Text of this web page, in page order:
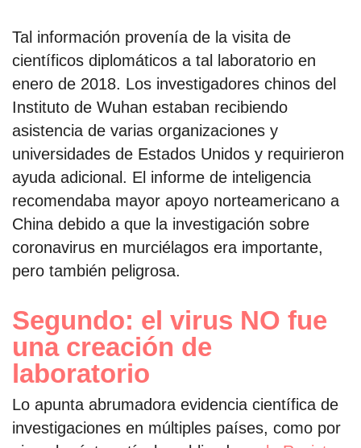
Tal información provenía de la visita de
científicos diplomáticos a tal laboratorio en
enero de 2018. Los investigadores chinos del
Instituto de Wuhan estaban recibiendo
asistencia de varias organizaciones y
universidades de Estados Unidos y requirieron
ayuda adicional. El informe de inteligencia
recomendaba mayor apoyo norteamericano a
China debido a que la investigación sobre
coronavirus en murciélagos era importante,
pero también peligrosa.
Segundo: el virus NO fue
una creación de
laboratorio
Lo apunta abrumadora evidencia científica de
investigaciones en múltiples países, como por